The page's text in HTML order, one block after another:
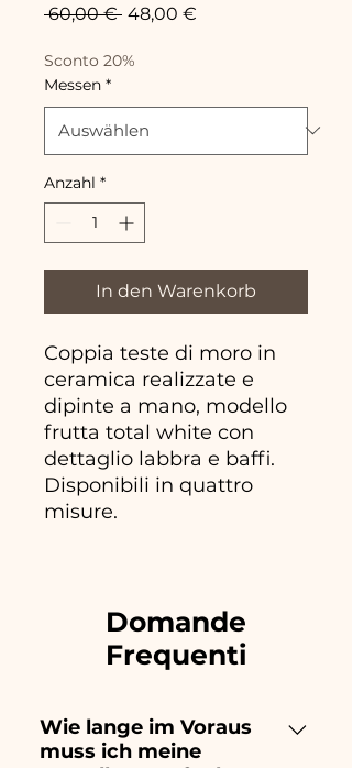
60,00 € Standardpreis
48,00 €
Sconto 20%
Messen *
Anzahl *
In den Warenkorb
Coppia teste di moro in
ceramica realizzate e
dipinte a mano, modello
frutta total white con
dettaglio labbra e baffi.
Disponibili in quattro
misure.
Domande
Frequenti
Wie lange im Voraus
muss ich meine